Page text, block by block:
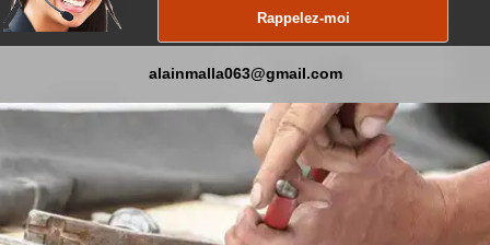
alainmalla063@gmail.com